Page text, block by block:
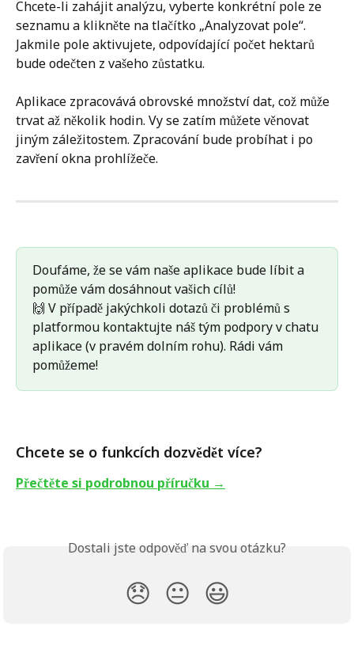
Chcete-li zahájit analýzu, vyberte konkrétní pole ze
seznamu a klikněte na tlačítko „Analyzovat pole“.
Jakmile pole aktivujete, odpovídající počet hektarů
bude odečten z vašeho zůstatku.
Aplikace zpracovává obrovské množství dat, což může
trvat až několik hodin. Vy se zatím můžete věnovat
jiným záležitostem. Zpracování bude probíhat i po
zavření okna prohlížeče.
Doufáme, že se vám naše aplikace bude líbit a
pomůže vám dosáhnout vašich cílů!
🙌 V případě jakýchkoli dotazů či problémů s
platformou kontaktujte náš tým podpory v chatu
aplikace (v pravém dolním rohu). Rádi vám
pomůžeme!
Chcete se o funkcích dozvědět více?
Přečtěte si podrobnou příručku →
Dostali jste odpověď na svou otázku?
😞 😐 😃